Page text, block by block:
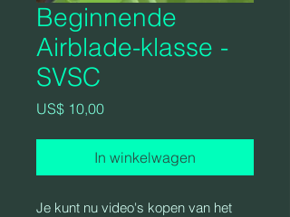
Beginnende
Airblade-klasse -
SVSC
US$ 10,00Prijs
In winkelwagen
Je kunt nu video's kopen van het